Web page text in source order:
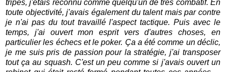
tripes, j'étais reconnu comme quelqu'un de très combatif. En
toute objectivité, j'avais également du talent mais par contre
je n'ai pas du tout travaillé l'aspect tactique. Puis avec le
temps, j'ai ouvert mon esprit vers d'autres choses, en
particulier les échecs et le poker. Ça a été comme un déclic,
je me suis pris de passion pour la stratégie, j'ai transposer
tout ça au squash. C'est un peu comme si j'avais ouvert un